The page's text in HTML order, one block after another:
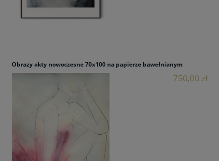
Obrazy akty nowoczesne 70x100 na papierze bawełnianym
750,00 zł